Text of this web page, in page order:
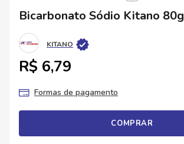
CUPOM DE DESCONTO
Bicarbonato Sódio Kitano 80g
KITANO
R$ 6,79
Formas de pagamento
COMPRAR
3º
cerveja
4º
carne
5º arroz